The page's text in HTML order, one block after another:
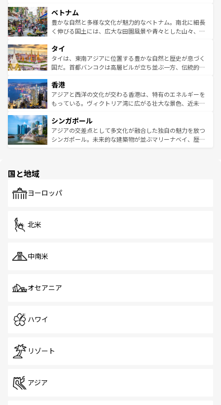
参照してほしい。
容にもいいと評判のスイーツなど、バラエティ豊かな料理
が味わえる。 なお、新着の台湾情報は コンテンツ一覧を参
照してほしい。
き、地方に足を延ばせば四季折々の自然美を楽しむことが
できる。そして、キムチや焼肉、絶品のストリートフード
まで、さまざまな韓国料理が待っている。夜には、韓国な
リティに包まれながら、韓国の多彩な魅力を心ゆくまで味
わってみてほしい。 なお、新着の韓国情報はコンテンツ一
覧を参照してほしい。
ベトナム
豊かな自然と多様な文化が魅力的なベトナム。南北に細長
く伸びる国土には、広大な田園風景や青々とした山々、世
急速な発展と共に伝統が息づく。ハノイの古い町並みやホ
ーチミン市のフランス統治時代の建物も、独特の雰囲気を
醸し出している。また、バラエティの豊かさとおいしさで
とつ。フォーやバインミー、ベトナムコーヒーなどは、ぜ
ひ現地で味わいたい。どの地域を訪れてもあたたかい人々
が旅行者を迎えてくれるので、きっと忘れられない旅にな
参照してほしい。
タイ
タイは、東南アジアに位置する豊かな自然と歴史が息づく
国だ。首都バンコクは高層ビルが立ち並ぶ一方、伝統的な
の活気が交差している。北部ではチェンマイなどの山岳地
帯で自然と触れ合い、南部ではプーケットやクラビの美し
いビーチでリゾート気分を楽しむことができる。タイ料理
激する。気候は一年中温暖で、どの季節にも異なる楽しみ
が待っている。親しみやすいタイの人々、仏教を中心とし
た文化、そして多様な観光資源が、訪れる旅人を魅了し続
香港
アジアと西洋の文化が交わる香港は、特有のエネルギーを
もっている。ヴィクトリア湾に広がる壮大な景色、近未来
み、どこを訪れても感動するはず。観光スポットが密集し
ており、効率よく見どころを回れるのも魅力。息をのむよ
うな絶景から文化的な体験まで、香港を存分に楽しみ尽く
シンガポール
アジアの交差点として多文化が融合した独自の魅力を放つ
シンガポール。未来的な建築物が並ぶマリーナベイ、歴史
で、ホーカーズは地元の風情を楽しめる外せないスポット
国と地域
ヨーロッパ
北米
中南米
オセアニア
ハワイ
リゾート
アジア